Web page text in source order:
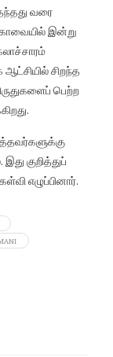
வரை
இன்று
சிறந்த
பெற்ற
குறித்துப்
எழுப்பினார்.